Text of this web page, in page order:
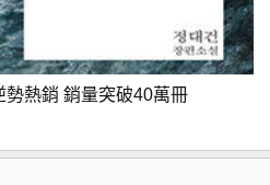
熱銷 銷量突破40萬冊